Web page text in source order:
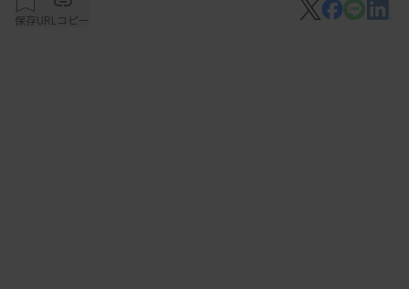
保存URLコピー